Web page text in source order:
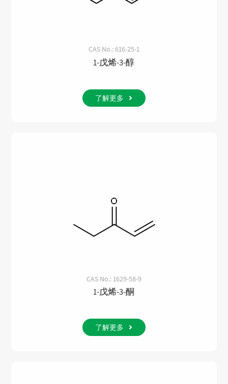
CAS No.: 616-25-1
1-戊烯-3-醇
了解更多
CAS No.: 1629-58-9
1-戊烯-3-酮
了解更多